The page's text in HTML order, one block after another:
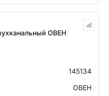
ОВЕН
145134
ОВЕН